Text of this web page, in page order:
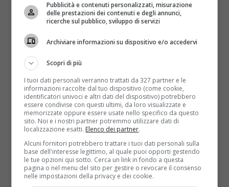
Avete paura di non soddisfare il vostro
partner superdotato? Ecco la soluzione!
Redazione
Esistono delle tecniche di penetrazione efficaci per
chi ha un compagno superdotato. Bisogna solo
controllare la profondità...
Read More
Pubblicità e contenuti personalizzati, misurazione
delle prestazioni dei contenuti e degli annunci,
ricerche sul pubblico, sviluppo di servizi
Archiviare informazioni su dispositivo e/o accedervi
Scopri di più
I tuoi dati personali verranno trattati da 327 partner e le
informazioni raccolte dal tuo dispositivo (come cookie,
identificatori univoci e altri dati del dispositivo) potrebbero
essere condivise con questi ultimi, da loro visualizzate e
memorizzate oppure essere usate nello specifico da questo
sito. Noi e i nostri partner potremmo utilizzare dati di
localizzazione esatti. Elenco dei partner.
Alcuni fornitori potrebbero trattare i tuoi dati personali sulla
base dell'interesse legittimo, al quale puoi opporti gestendo
le tue opzioni qui sotto. Cerca un link in fondo a questa
pagina o nel menu del sito per gestire o revocare il consenso
nelle impostazioni della privacy e dei cookie.